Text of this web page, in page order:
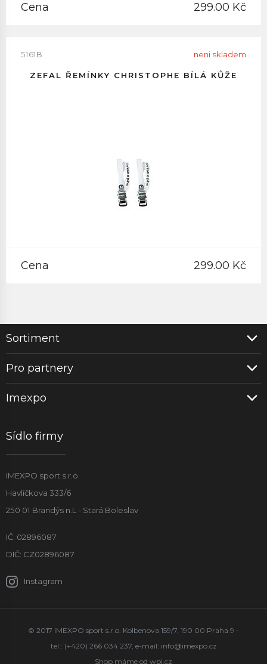
Cena 299.00 Kč
5161B neni skladem
ZEFAL ŘEMÍNKY CHRISTOPHE BÍLÁ KŮŽE
Cena 299.00 Kč
Sortiment
Pro partnery
Imexpo
Sídlo firmy
IMEXPO sport s.r.o.
Havlíčkova 333/6
250 01 Brandýs n.L - Stará Boleslav
IČ: 02896087
DIČ: CZ02896087
Instagram
© 2017 IMEXPO sport s.r.o. Kolbenova 159/7, 190 00 Praha 9 -
tel.: (+420) 266 034 237, e-mail: info@imexpo.cz
Shop máme od wpj.cz